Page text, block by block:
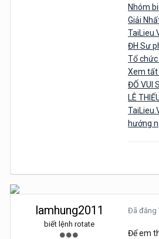
Nhóm
Giải
ĐH Sư
Tổ chức
Xem tất
ĐỐ VUI
LÊ
hướng
lamhung2011
biết lệnh rotate
Đã đăng
Để em